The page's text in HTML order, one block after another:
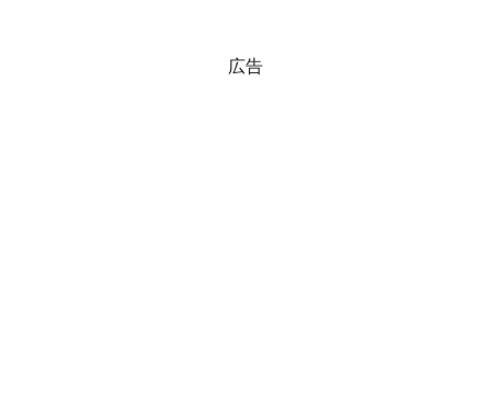
韓国政府『BYD』車への補助金を全廃 ⇒ 実
広告